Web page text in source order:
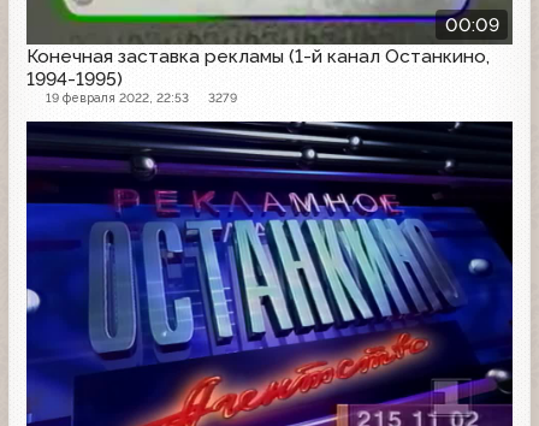
00:09
Конечная заставка рекламы (1-й канал Останкино,
1994-1995)
19 февраля 2022, 22:53 3279